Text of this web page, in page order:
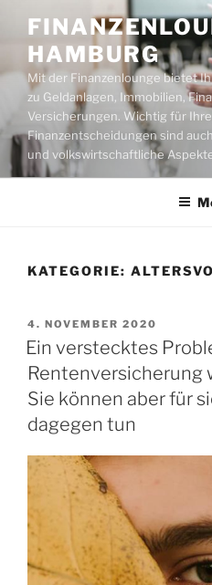
Inhalt
springenHAMBURG
Mit der Finanzenlounge bietet
zu Geldanlagen, Immobilien,
Versicherungen. Wichtig für
Finanzentscheidungen sind
und volkswirtschaftliche
KATEGORIE:
VERÖFFENTLICHT
AM
4. NOVEMBER 2020
Ein verstecktes
Rentenversicherung
Sie können aber für
dagegen tun